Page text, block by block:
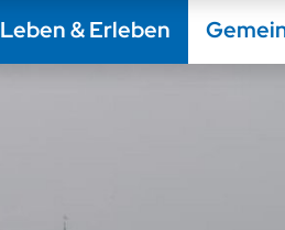
Leben & Erleben